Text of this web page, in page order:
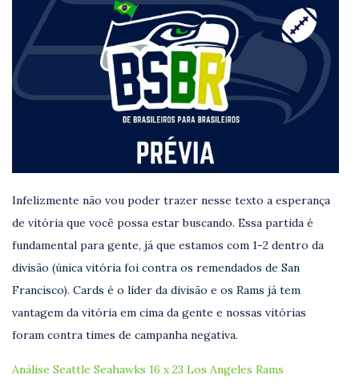
Infelizmente não vou poder trazer nesse texto a esperança
de vitória que você possa estar buscando. Essa partida é
fundamental para gente, já que estamos com 1-2 dentro da
divisão (única vitória foi contra os remendados de San
Francisco). Cards é o líder da divisão e os Rams já tem
vantagem da vitória em cima da gente e nossas vitórias
foram contra times de campanha negativa.
Análise Seattle Seahawks 16 x 23 Los Angeles Rams